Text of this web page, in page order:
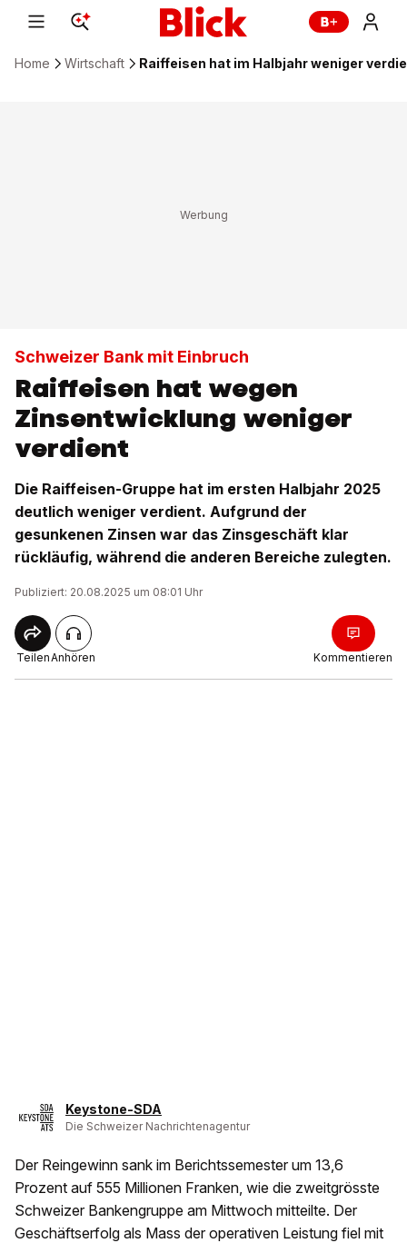
Home Wirtschaft Raiffeisen hat im Halbjahr weniger
Schweizer Bank mit Einbruch
Raiffeisen hat wegen
Zinsentwicklung weniger
verdient
Die Raiffeisen-Gruppe hat im ersten Halbjahr 2025
deutlich weniger verdient. Aufgrund der
gesunkenen Zinsen war das Zinsgeschäft klar
rückläufig, während die anderen Bereiche zulegten.
Publiziert: 20.08.2025 um 08:01 Uhr
TeilenAnhören Kommentieren
Keystone-SDA
Die Schweizer Nachrichtenagentur
Der Reingewinn sank im Berichtssemester um 13,6
Prozent auf 555 Millionen Franken, wie die zweitgrösste
Schweizer Bankengruppe am Mittwoch mitteilte. Der
Geschäftserfolg als Mass der operativen Leistung fiel mit